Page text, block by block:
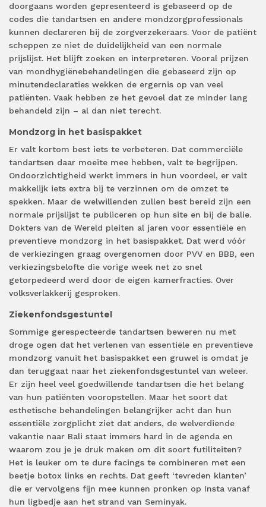
doorgaans worden gepresenteerd is gebaseerd op de
codes die tandartsen en andere mondzorgprofessionals
kunnen declareren bij de zorgverzekeraars. Voor de patiënt
scheppen ze niet de duidelijkheid van een normale
prijslijst. Het blijft zoeken en interpreteren. Vooral prijzen
van mondhygiënebehandelingen die gebaseerd zijn op
minutendeclaraties wekken de ergernis op van veel
patiënten. Vaak hebben ze het gevoel dat ze minder lang
behandeld zijn – al dan niet terecht.
Mondzorg in het basispakket
Er valt kortom best iets te verbeteren. Dat commerciële
tandartsen daar moeite mee hebben, valt te begrijpen.
Ondoorzichtigheid werkt immers in hun voordeel, er valt
makkelijk iets extra bij te verzinnen om de omzet te
spekken. Maar de welwillenden zullen best bereid zijn een
normale prijslijst te publiceren op hun site en bij de balie.
Dokters van de Wereld pleiten al jaren voor essentiële en
preventieve mondzorg in het basispakket. Dat werd vóór
de verkiezingen graag overgenomen door PVV en BBB, een
verkiezingsbelofte die vorige week net zo snel
getorpedeerd werd door de eigen kamerfracties. Over
volksverlakkerij gesproken.
Ziekenfondsgestuntel
Sommige gerespecteerde tandartsen beweren nu met
droge ogen dat het verlenen van essentiële en preventieve
mondzorg vanuit het basispakket een gruwel is omdat je
dan teruggaat naar het ziekenfondsgestuntel van weleer.
Er zijn heel veel goedwillende tandartsen die het belang
van hun patiënten vooropstellen. Maar het soort dat
esthetische behandelingen belangrijker acht dan hun
essentiële zorgplicht ziet dat anders, de welverdiende
vakantie naar Bali staat immers hard in de agenda en
waarom zou je je druk maken om dit soort futiliteiten?
Het is leuker om te dure facings te combineren met een
beetje botox links en rechts. Dat geeft ‘tevreden klanten’
die er vervolgens fijn mee kunnen pronken op Insta vanaf
hun ligbedje aan het strand van Seminyak.